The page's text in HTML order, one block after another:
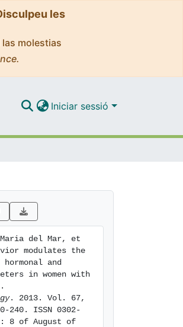
les
molestias
Iniciar sessió
Maria del Mar, et
modulates the
and
in women with
. 2013. Vol. 67,
240. ISSN 0302-
8 of August of